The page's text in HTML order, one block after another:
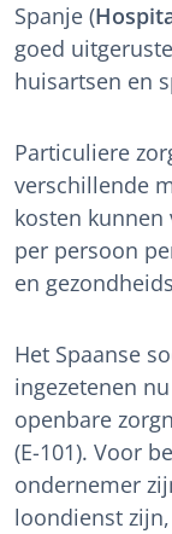
Spanje (
goed
huisartsen en
Particuliere
verschillende
kosten kunnen
per persoon
en
Het Spaanse
ingezetenen
openbare
(E-101). Voor
ondernemer
loondienst